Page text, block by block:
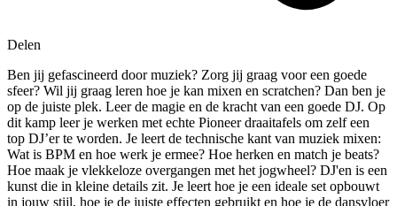
Delen
Ben jij gefascineerd door muziek? Zorg jij graag voor een goede
sfeer? Wil jij graag leren hoe je kan mixen en scratchen? Dan ben je
op de juiste plek. Leer de magie en de kracht van een goede DJ. Op
dit kamp leer je werken met echte Pioneer draaitafels om zelf een
top DJ’er te worden. Je leert de technische kant van muziek mixen:
Wat is BPM en hoe werk je ermee? Hoe herken en match je beats?
Hoe maak je vlekkeloze overgangen met het jogwheel? DJ'en is een
kunst die in kleine details zit. Je leert hoe je een ideale set opbouwt
in jouw stijl, hoe je de juiste effecten gebruikt en hoe je de dansvloer